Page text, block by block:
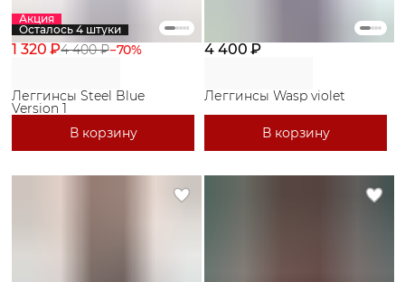
Акция
Осталось 4 штуки
1 320 ₽4 400 ₽−70%
Леггинсы Steel Blue
Version 1
В корзину
4 400 ₽
Леггинсы Wasp violet
В корзину